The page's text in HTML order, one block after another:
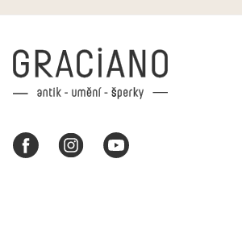
Moc děkuji a doporučuji se
jak už bylo napsáno - na
požádání Vám šperky z
Brna dorazí i do Prahy.
Super !!! pí Papoušková